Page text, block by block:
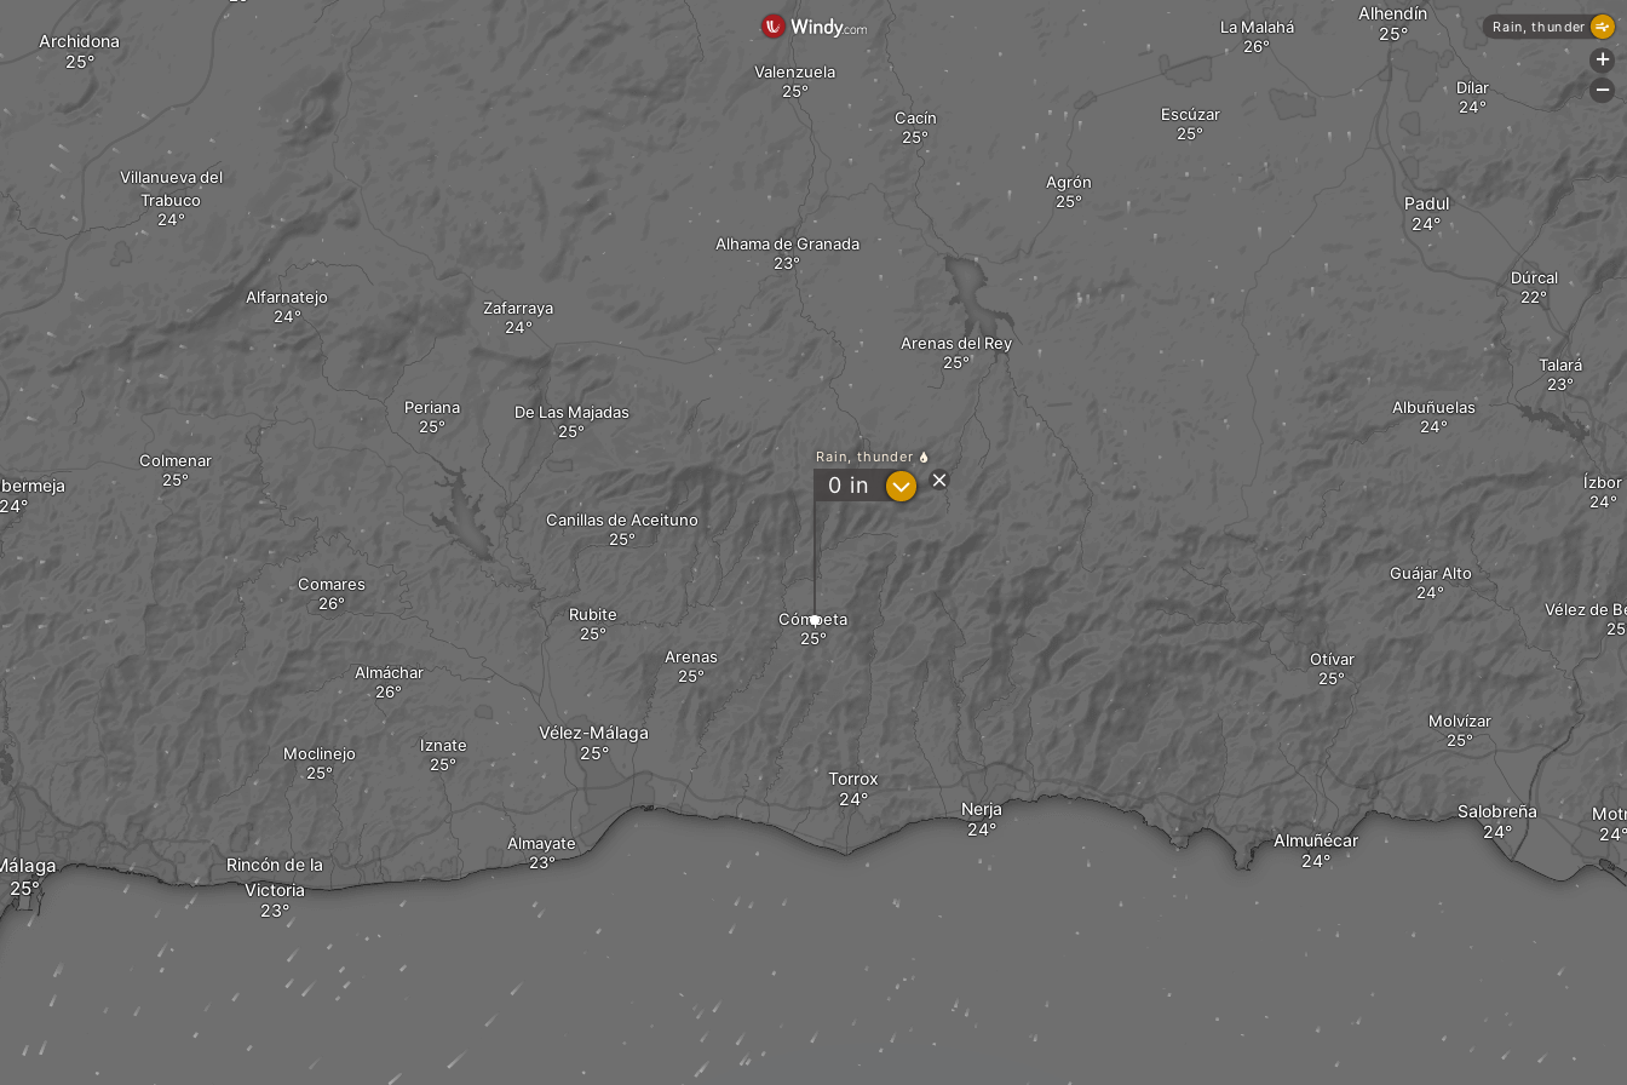
Cómpeta
Nerja
Torrox
Alhama de Granada
Arenas del Rey
Canillas de Aceituno
Iznate
Almáchar
Vélez-Málaga
Rubite
Arenas
Periana
Zafarraya
De Las Majadas
Almayate
Valenzuela
Cacín
Comares
Moclinejo
Otívar
Guájar Alto
Molvízar
Vélez de
Salobreña
Agrón
La Malahá
Escúzar
Colmenar
Alfarnatejo
Talará
Ízbor
Albuñuelas
Dúrcal
Rincón de la
Victoria
Almuñécar
Villanueva del
Trabuco
Archidona
Alhendín
Dílar
Padul
Rain, thunder
0 in ?
Rain, thunder
+
-